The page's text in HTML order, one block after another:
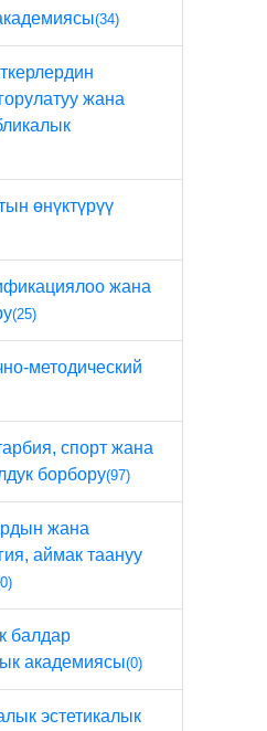
(34)
жана
өнүктүрүү
жана
(25)
методический
спорт жана
борбору(97)
жана
аймак таануу
балдар
академиясы(0)
эстетикалык